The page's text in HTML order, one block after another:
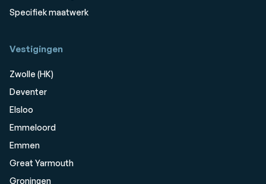
Specifiek maatwerk
Vestigingen
Zwolle (HK)
Deventer
Elsloo
Emmeloord
Emmen
Great Yarmouth
Groningen